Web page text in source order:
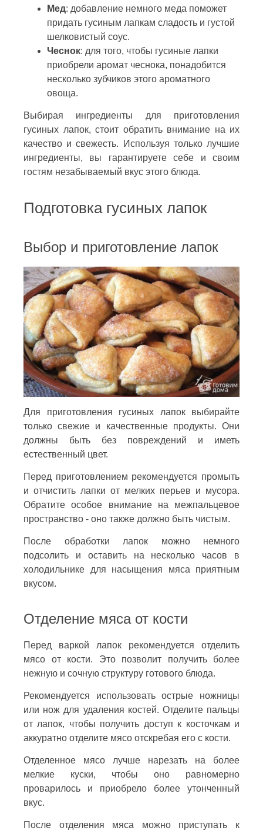
Мед: добавление немного меда поможет
придать гусиным лапкам сладость и густой
шелковистый соус.
Чеснок: для того, чтобы гусиные лапки
приобрели аромат чеснока, понадобится
несколько зубчиков этого ароматного
овоща.
Выбирая ингредиенты для приготовления
гусиных лапок, стоит обратить внимание на их
качество и свежесть. Используя только лучшие
ингредиенты, вы гарантируете себе и своим
гостям незабываемый вкус этого блюда.
Подготовка гусиных лапок
Выбор и приготовление лапок
Для приготовления гусиных лапок выбирайте
только свежие и качественные продукты. Они
должны быть без повреждений и иметь
естественный цвет.
Перед приготовлением рекомендуется промыть
и отчистить лапки от мелких перьев и мусора.
Обратите особое внимание на межпальцевое
пространство - оно также должно быть чистым.
После обработки лапок можно немного
подсолить и оставить на несколько часов в
холодильнике для насыщения мяса приятным
вкусом.
Отделение мяса от кости
Перед варкой лапок рекомендуется отделить
мясо от кости. Это позволит получить более
нежную и сочную структуру готового блюда.
Рекомендуется использовать острые ножницы
или нож для удаления костей. Отделите пальцы
от лапок, чтобы получить доступ к косточкам и
аккуратно отделите мясо отскребая его с кости.
Отделенное мясо лучше нарезать на более
мелкие куски, чтобы оно равномерно
проварилось и приобрело более утонченный
вкус.
После отделения мяса можно приступать к